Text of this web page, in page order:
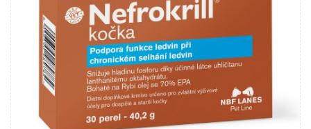
Potrebujete doporucit produkt, nebo chcete
informace o produktu?